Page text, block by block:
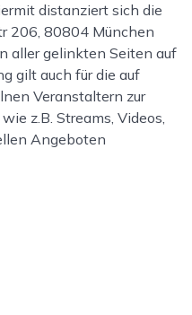
distanziert sich die
206, 80804 München
aller gelinkten Seiten auf
gilt auch für die auf
Veranstaltern zur
z.B. Streams, Videos,
Angeboten